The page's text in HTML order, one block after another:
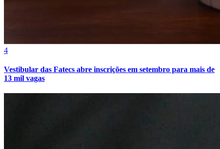
4
Vestibular das Fatecs abre inscrições em setembro para mais de
13 mil vagas